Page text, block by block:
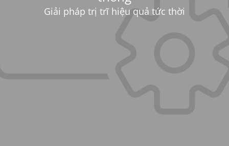
Giải pháp trị trĩ hiệu quả tức thời